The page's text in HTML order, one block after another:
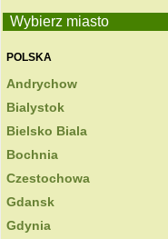
Wybierz miasto
POLSKA
Andrychow
Bialystok
Bielsko Biala
Bochnia
Czestochowa
Gdansk
Gdynia